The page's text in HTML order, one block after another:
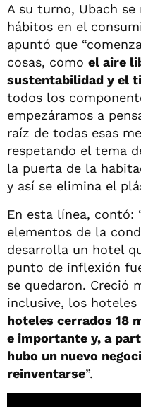
A su turno, Ubach
hábitos en el
apuntó que
cosas, como el aire
sustentabilidad y el
todos los
empezáramos a
raíz de todas esas
respetando el tema
la puerta de la
y así se elimina el
En esta línea, contó:
elementos de la
desarrolla un hotel
punto de inflexión
se quedaron. Creció
inclusive, los
hoteles cerrados 18
e importante y, a
hubo un nuevo
reinventarse”.